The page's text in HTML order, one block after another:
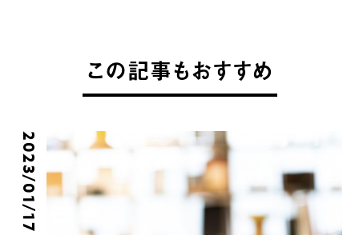
この記事もおすすめ
2023/01/17